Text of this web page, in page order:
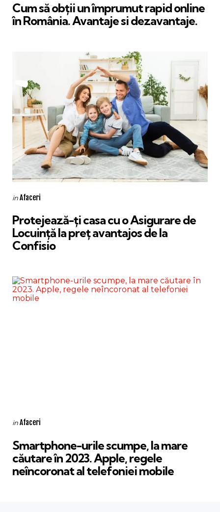
Cum să obții un împrumut rapid online
în România. Avantaje si dezavantaje.
Categories
Posted
inAfaceri
Protejează-ți casa cu o Asigurare de
Locuință la preț avantajos de la
Confisio
Categories
Posted
inAfaceri
Smartphone-urile scumpe, la mare
căutare în 2023. Apple, regele
neîncoronat al telefoniei mobile